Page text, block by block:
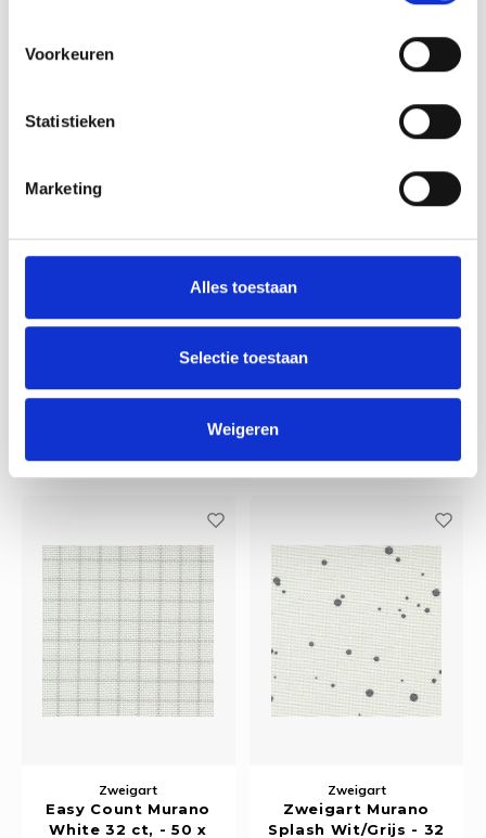
Voorkeuren
Statistieken
Marketing
Alles toestaan
Selectie toestaan
Weigeren
Zweigart
Vintage Mocha - 140
Breedte: 140 cm. breed - Stof:
draden per centimeter - Minimale
Zweigart
Wit/Mintgroen - 32
Merk: Zweigart Murano Splash,
per cm) Lapje van 50 x 70 cm.
Zweigart
Easy Count Murano
White 32 ct, - 50 x
Zweigart
Zweigart Murano
Splash Wit/Grijs - 32